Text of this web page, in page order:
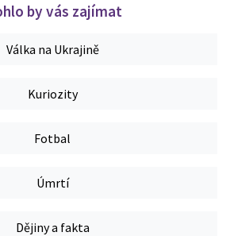
by vás zajímat
Válka na Ukrajině
Kuriozity
Fotbal
Úmrtí
Dějiny a fakta